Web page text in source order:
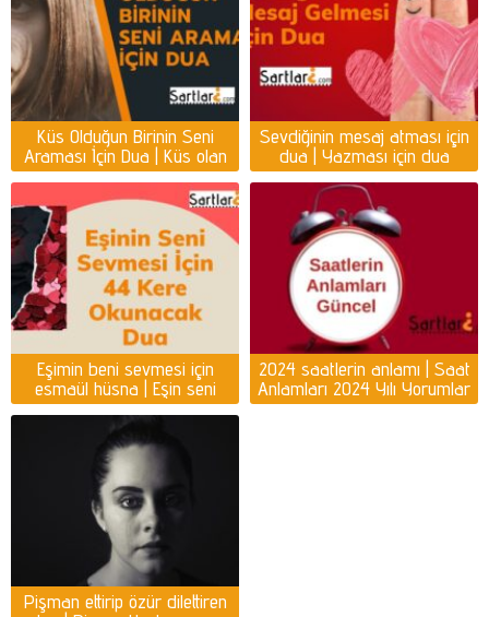
Küs Olduğun Birinin Seni
Araması İçin Dua | Küs olan
kişiyi ayağına getirmek için
dua
Sevdiğinin mesaj atması için
dua | Yazması için dua
Eşimin beni sevmesi için
esmaül hüsna | Eşin seni
sevmesi için dua
2024 saatlerin anlamı | Saat
Anlamları 2024 Yılı Yorumlar
Pişman ettirip özür dilettiren